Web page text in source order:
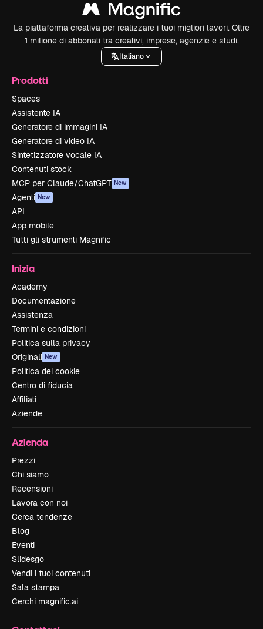
La piattaforma creativa per realizzare i tuoi migliori lavori. Oltre
1 milione di abbonati tra creativi, imprese, agenzie e studi.
Italiano
Prodotti
Spaces
Assistente IA
Generatore di immagini IA
Generatore di video IA
Sintetizzatore vocale IA
Contenuti stock
MCP per Claude/ChatGPT New
Agenti New
API
App mobile
Tutti gli strumenti Magnific
Inizia
Academy
Documentazione
Assistenza
Termini e condizioni
Politica sulla privacy
Originali New
Politica dei cookie
Centro di fiducia
Affiliati
Aziende
Azienda
Prezzi
Chi siamo
Recensioni
Lavora con noi
Cerca tendenze
Blog
Eventi
Slidesgo
Vendi i tuoi contenuti
Sala stampa
Cerchi magnific.ai